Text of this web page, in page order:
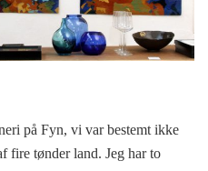
på Fyn, vi var bestemt ikke
fire tønder land. Jeg har to